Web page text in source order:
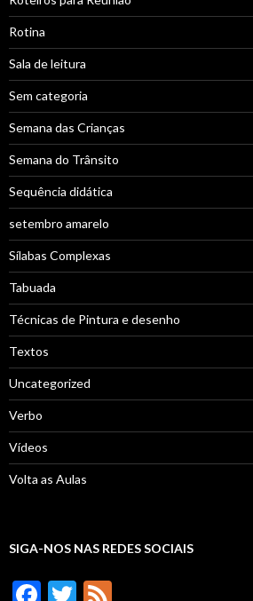
Rotina
Sala de leitura
Sem categoria
Semana das Crianças
Semana do Trânsito
Sequência didática
setembro amarelo
Sílabas Complexas
Tabuada
Técnicas de Pintura e desenho
Textos
Uncategorized
Verbo
Vídeos
Volta as Aulas
SIGA-NOS NAS REDES SOCIAIS